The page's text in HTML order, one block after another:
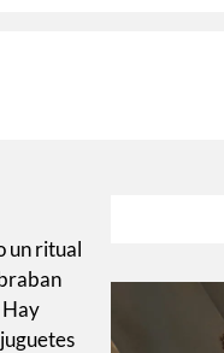
un ritual
Hay